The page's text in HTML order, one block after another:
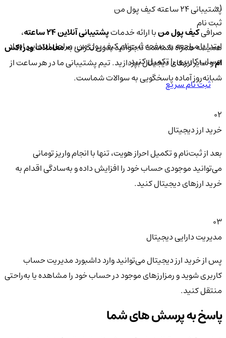
پشتیبانی ۲۴ ساعته کیف پول من
صرافیکیف پول منبا ارائه خدماتپشتیبانی آنلاین ۲۴ ساعته
،
همیشه همراه شماست تا بتوانید بدون نگرانی بهمعاملات ودر اکس
امو سایر ارزهای دیجیتال بپردازید. تیم پشتیبانی ما در هر ساعت از
شبانه‌روز آماده پاسخگویی به سوالات شماست.
01
ثبت نام
ابتدا با مراجعه به صفحه ثبت‌نام کیف‌ پول من، مراحل ابتدایی ایجاد
حساب کاربری را تکمیل کنید.
ثبت نام سریع
02
خرید ارز دیجیتال
بعد از ثبت‌نام و تکمیل احراز هویت، تنها با انجام واریز تومانی
می‌توانید موجودی حساب خود را افزایش داده و به‌سادگی اقدام به
خرید ارزهای دیجیتال کنید.
03
مدیریت دارایی دیجیتال
پس از خرید ارز دیجیتال می‌توانید وارد داشبورد مدیریت حساب
کاربری شوید و رمزارزهای موجود در حساب خود را مشاهده یا به‌راحتی
منتقل کنید.
پاسخ به پرسش های شما